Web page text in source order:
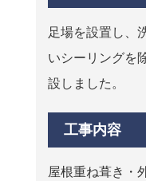
足場を設置し、
いシーリングを
設しました。
工事内容
屋根重ね葺き・